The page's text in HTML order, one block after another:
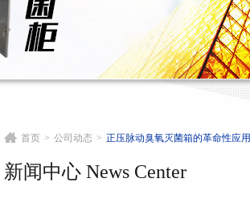
首页 > 公司动态 > 正压脉动臭氧灭菌箱的革命性应用
新闻中心 News Center